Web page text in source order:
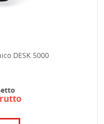
DESK 5000